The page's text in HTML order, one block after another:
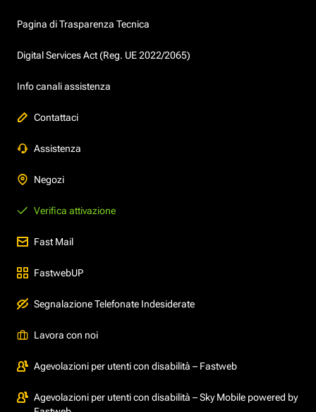
Pagina di Trasparenza Tecnica
Digital Services Act (Reg. UE 2022/2065)
Info canali assistenza
Contattaci
Assistenza
Negozi
Verifica attivazione
Fast Mail
FastwebUP
Segnalazione Telefonate Indesiderate
Lavora con noi
Agevolazioni per utenti con disabilità – Fastweb
Agevolazioni per utenti con disabilità – Sky Mobile powered by